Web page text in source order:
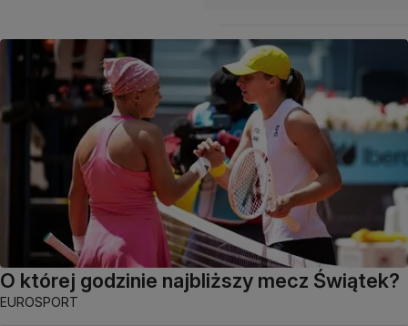
O której godzinie najbliższy mecz Świątek?
EUROSPORT